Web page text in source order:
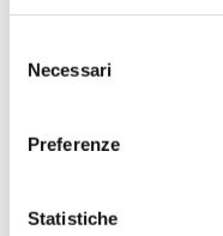
delNecessari
Preferenze
Statistiche
INFINITO SC1
Duschabtrennung mit
GEHE ZUM PRODUKT